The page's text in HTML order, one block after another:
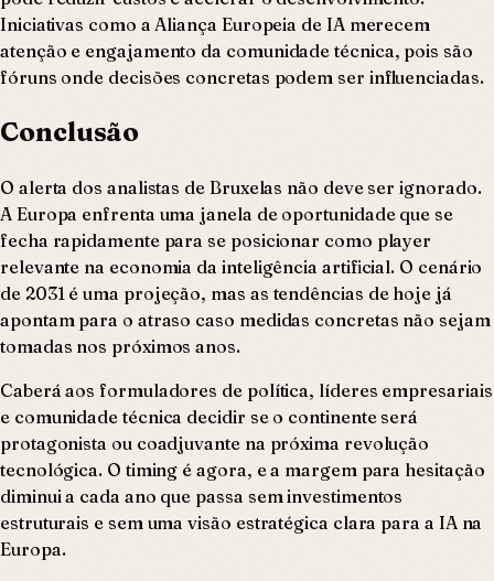
Iniciativas como a Aliança Europeia de IA merecem
atenção e engajamento da comunidade técnica, pois são
fóruns onde decisões concretas podem ser influenciadas.
Conclusão
O alerta dos analistas de Bruxelas não deve ser ignorado.
A Europa enfrenta uma janela de oportunidade que se
fecha rapidamente para se posicionar como player
relevante na economia da inteligência artificial. O cenário
de 2031 é uma projeção, mas as tendências de hoje já
apontam para o atraso caso medidas concretas não sejam
tomadas nos próximos anos.
Caberá aos formuladores de política, líderes empresariais
e comunidade técnica decidir se o continente será
protagonista ou coadjuvante na próxima revolução
tecnológica. O timing é agora, e a margem para hesitação
diminui a cada ano que passa sem investimentos
estruturais e sem uma visão estratégica clara para a IA na
Europa.